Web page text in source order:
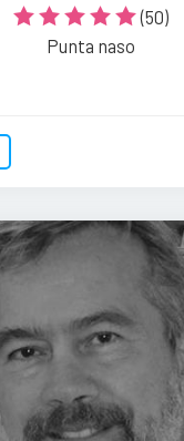
(50)
Punta naso